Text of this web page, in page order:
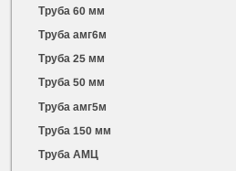
Труба 60 мм
Труба амг6м
Труба 25 мм
Труба 50 мм
Труба амг5м
Труба 150 мм
Труба АМЦ